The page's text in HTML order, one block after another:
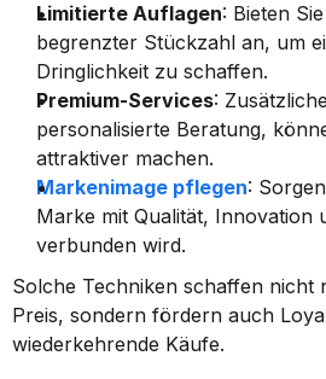
Limitierte Auflagen: Bieten
begrenzter Stückzahl an, um
Dringlichkeit zu schaffen.
Premium-Services:
personalisierte Beratung,
attraktiver machen.
Markenimage pflegen:
Marke mit Qualität, Innovation
verbunden wird.
Solche Techniken schaffen nicht
Preis, sondern fördern auch
wiederkehrende Käufe.